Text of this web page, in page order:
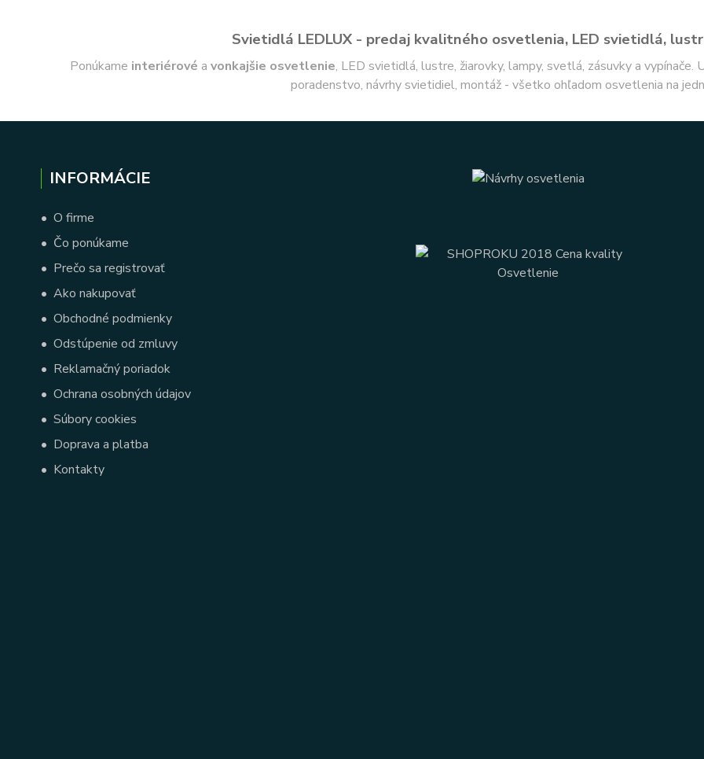
Svietidlá LEDLUX - predaj kvalitného osvetlenia, LED svietidlá,
Ponúkame interiérové a vonkajšie osvetlenie, LED svietidlá, lustre, žiarovky, lampy, svetlá, zásuvky a
poradenstvo, návrhy svietidiel, montáž - všetko ohľadom osvetlenia na
INFORMÁCIE
• O firme
• Čo ponúkame
• Prečo sa registrovať
• Ako nakupovať
• Obchodné podmienky
• Odstúpenie od zmluvy
• Reklamačný poriadok
• Ochrana osobných údajov
• Súbory cookies
• Doprava a platba
• Kontakty